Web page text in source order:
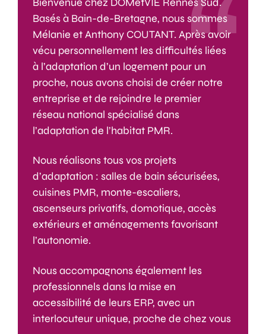
Basés à Bain-de-Bretagne, nous sommes
Mélanie et Anthony COUTANT. Après avoir
vécu personnellement les difficultés liées
à l’adaptation d’un logement pour un
proche, nous avons choisi de créer notre
entreprise et de rejoindre le premier
réseau national spécialisé dans
l’adaptation de l’habitat PMR.
Nous réalisons tous vos projets
d’adaptation : salles de bain sécurisées,
cuisines PMR, monte-escaliers,
ascenseurs privatifs, domotique, accès
extérieurs et aménagements favorisant
l’autonomie.
Nous accompagnons également les
professionnels dans la mise en
accessibilité de leurs ERP, avec un
interlocuteur unique, proche de chez vous